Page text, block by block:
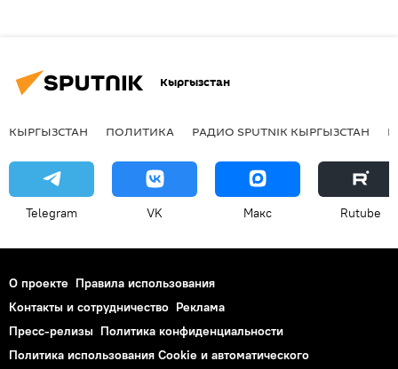
Кыргызстан
КЫРГЫЗСТАН ПОЛИТИКА РАДИО SPUTNIK КЫРГЫЗСТАН
Telegram VK Макс Rutube
О проекте Правила использования
Контакты и сотрудничество Реклама
Пресс-релизы Политика конфиденциальности
Политика использования Cookie и автоматического